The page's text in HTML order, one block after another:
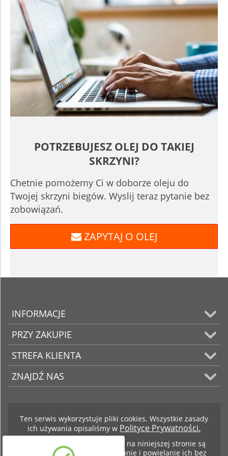
POTRZEBUJESZ OLEJ DO TAKIEJ
SKRZYNI?
Chetnie pomożemy Ci w doborze oleju do
Twojej skrzyni biegów. Wyslij teraz pytanie bez
zobowiązań.
ZAPYTAJ O OLEJ
INFORMACJE
PRZY ZAKUPIE
STREFA KLIENTA
ZNAJDŹ NAS
Ten serwis wykorzystuje pliki cookies. Wszystkie zasady
ich używania opisaliśmy w Polityce Prywatności.
Teksty i zdjęcia znajdujące się na niniejszej stronie są
własnością firmy BCS. Kopiowanie i powielanie ich bez